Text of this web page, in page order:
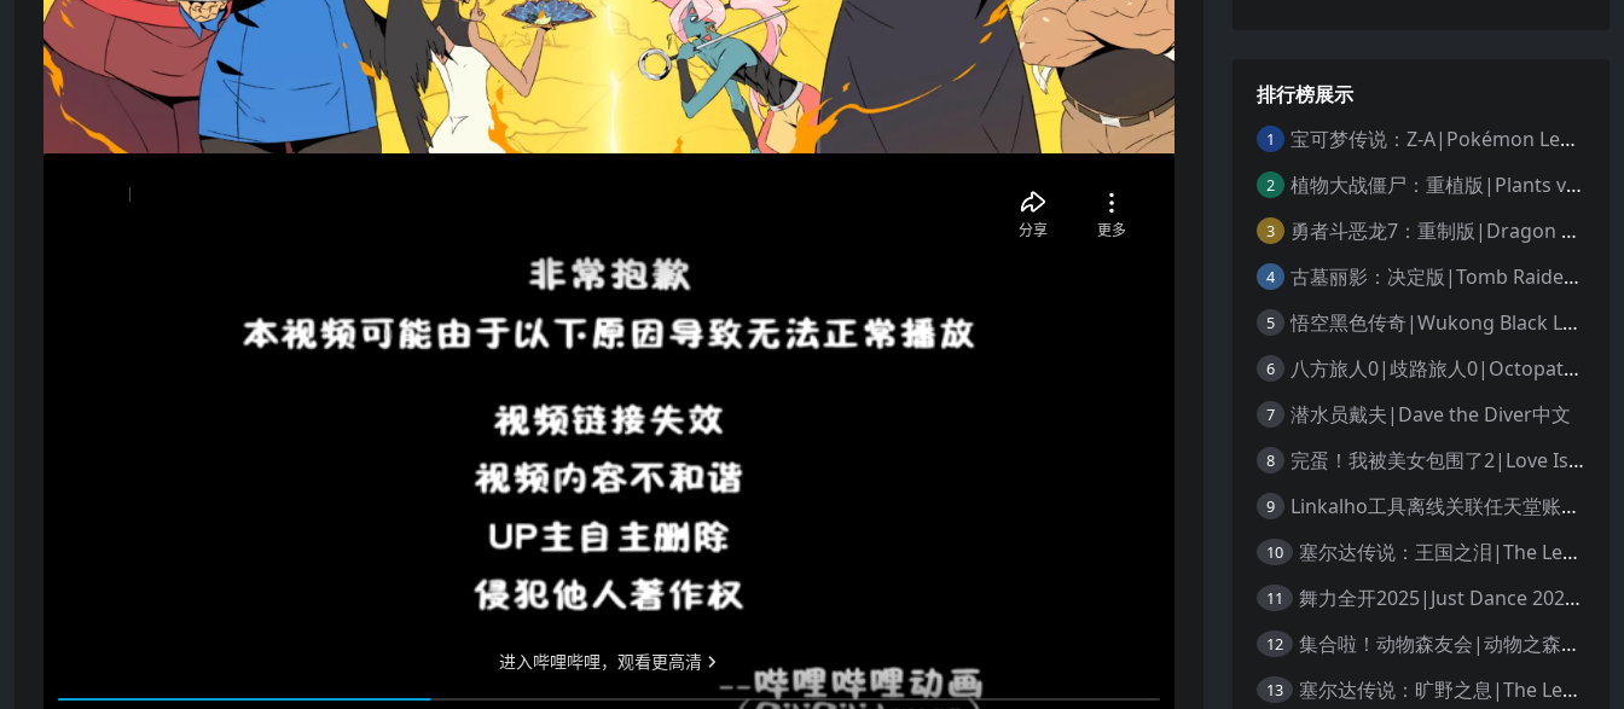
排行榜展示
1 宝可梦传说：Z-A|Pokémon Legends: Z-A中文
2 植物大战僵尸：重植版|Plants vs. Zombies: Replanted中文
3 勇者斗恶龙7：重制版|Dragon Quest VII Reimagined中文
4 古墓丽影：决定版|Tomb Raider: Definitive Edition中文
5 悟空黑色传奇|Wukong Black Legend
6 八方旅人0|歧路旅人0|Octopath Traveler 0中文
7 潜水员戴夫|Dave the Diver中文
8 完蛋！我被美女包围了2|Love Is All Around 2中文
9 Linkalho工具离线关联任天堂账户教程
10 塞尔达传说：王国之泪|The Legend of Zelda: Tears of the Kingdom中文
11 舞力全开2025|Just Dance 2025中文
12 集合啦！动物森友会|动物之森|Animal Crossing: New Horizons中文
13 塞尔达传说：旷野之息|The Legend of Zelda: Breath of the Wild中文